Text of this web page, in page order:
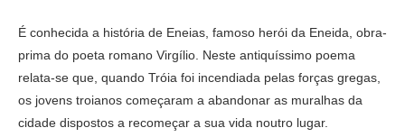
É conhecida a história de Eneias, famoso herói da Eneida, obra-
prima do poeta romano Virgílio. Neste antiquíssimo poema
relata-se que, quando Tróia foi incendiada pelas forças gregas,
os jovens troianos começaram a abandonar as muralhas da
cidade dispostos a recomeçar a sua vida noutro lugar.